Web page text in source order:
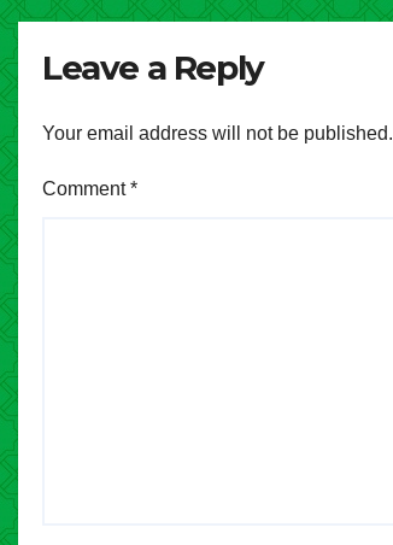
Leave a Reply
Your email address will not be published.
Comment*